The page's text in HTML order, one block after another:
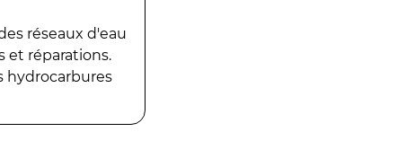
réseaux d'eau
et réparations.
hydrocarbures